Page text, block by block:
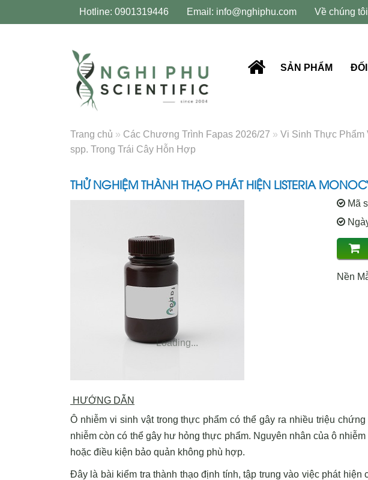
Hotline: 0901319446 Email: info@nghiphu.com Về chúng tôi
SẢN PHẨM
Trang chủ » Các Chương Trình Fapas 2026/27 » Vi Sinh Thực Phẩm
spp. Trong Trái Cây Hỗn Hợp
THỬ NGHIỆM THÀNH THẠO PHÁT HIỆN LISTERIA
Loading...
Mã
Nền
HƯỚNG DẪN
Ô nhiễm vi sinh vật trong thực phẩm có thể gây ra nhiều triệu
nhiễm còn có thể gây hư hỏng thực phẩm. Nguyên nhân của ô
hoặc điều kiện bảo quản không phù hợp.
Đây là bài kiểm tra thành thạo định tính, tập trung vào việc phát hiện